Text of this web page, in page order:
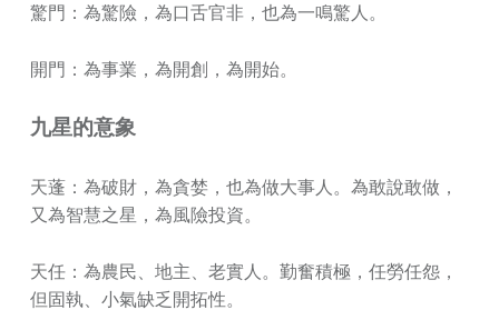
驚門：為驚險，為口舌官非，也為一鳴驚人。
開門：為事業，為開創，為開始。
九星的意象
天蓬：為破財，為貪婪，也為做大事人。為敢說敢做，
又為智慧之星，為風險投資。
天任：為農民、地主、老實人。勤奮積極，任勞任怨，
但固執、小氣缺乏開拓性。